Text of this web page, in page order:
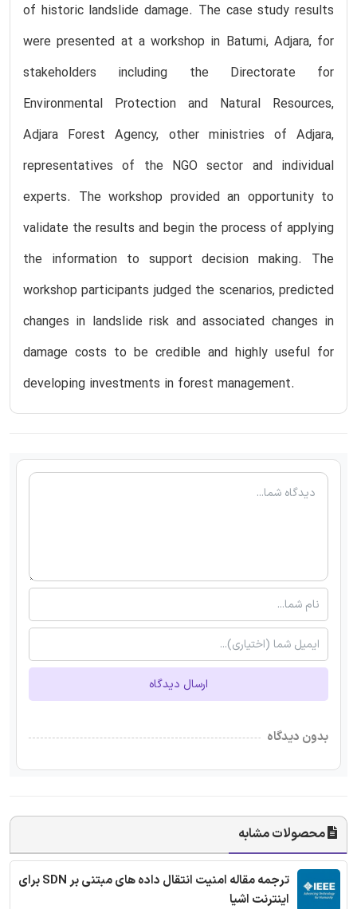
of historic landslide damage. The case study results
were presented at a workshop in Batumi, Adjara, for
stakeholders including the Directorate for
Environmental Protection and Natural Resources,
Adjara Forest Agency, other ministries of Adjara,
representatives of the NGO sector and individual
experts. The workshop provided an opportunity to
validate the results and begin the process of applying
the information to support decision making. The
workshop participants judged the scenarios, predicted
changes in landslide risk and associated changes in
damage costs to be credible and highly useful for
developing investments in forest management.
ارسال دیدگاه
بدون دیدگاه
محصولات مشابه
ترجمه مقاله امنیت انتقال داده های مبتنی بر SDN برای
اینترنت اشیا